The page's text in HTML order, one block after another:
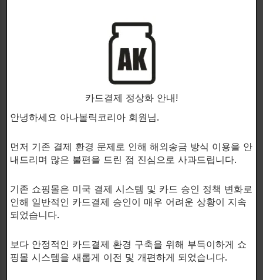
카드결제 정상화 안내!
안녕하세요 아나볼릭코리아 회원님.
먼저 기존 결제 환경 문제로 인해 해외송금 방식 이용을 안
내드리며 많은 불편을 드린 점 진심으로 사과드립니다.
기존 쇼핑몰은 미국 결제 시스템 및 카드 승인 정책 변화로
인해 일반적인 카드결제 승인이 매우 어려운 상황이 지속
되었습니다.
보다 안정적인 카드결제 환경 구축을 위해 부득이하게 쇼
핑몰 시스템을 새롭게 이전 및 개편하게 되었습니다.